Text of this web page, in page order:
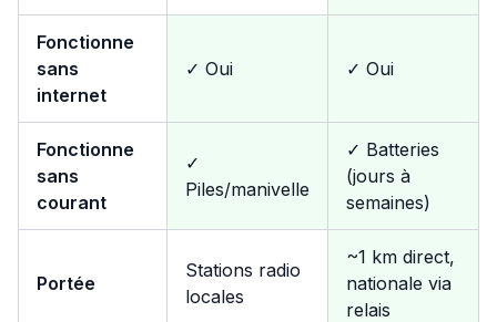
Fonctionne
sans
internet
✓ Oui ✓ Oui
Fonctionne
sans
courant
✓
Piles/manivelle
✓ Batteries
(jours à
semaines)
Portée
Stations radio
locales
~1 km direct,
nationale via
relais